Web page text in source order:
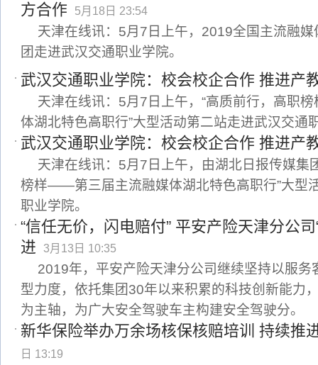
方合作
5月18日 23:54
天津在线讯：5月7日上午，2019全国主流融
团走进武汉交通职业学院。
武汉交通职业学院：校会校企合作 推进产
天津在线讯：5月7日上午，“高质前行，高职
体湖北特色高职行”大型活动第二站走进武汉交通
武汉交通职业学院：校会校企合作 推进产
天津在线讯：5月7日上午，由湖北日报传媒集
榜样——第三届主流融媒体湖北特色高职行”大型
职业学院。
“信任无价，闪电赔付” 平安产险天津分公
进
3月13日 10:35
2019年，平安产险天津分公司继续坚持以服务
型力度，依托集团30年以来积累的科技创新能力
为主轴，为广大安全驾驶车主构建安全驾驶分。
新华保险举办万余场核保核赔培训 持续推
日 13:19